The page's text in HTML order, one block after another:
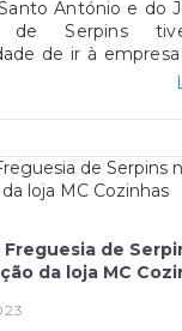
António e do
de Serpins
de ir à
a uma peça de
Foi uma
mais
se divertir com a
árvore construída
Aguiar, momento
Junta de
o seu
de Serpins
da loja MC